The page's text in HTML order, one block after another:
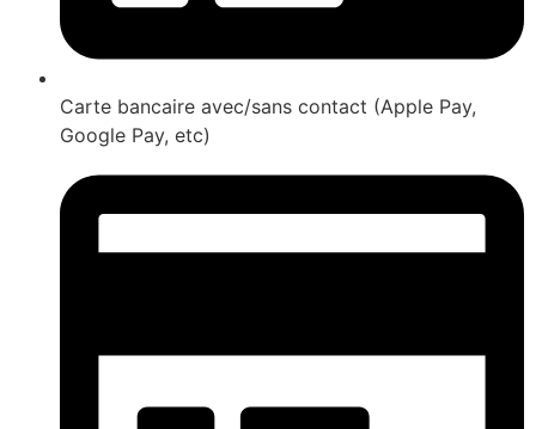
Carte bancaire avec/sans contact (Apple Pay,
Google Pay, etc)